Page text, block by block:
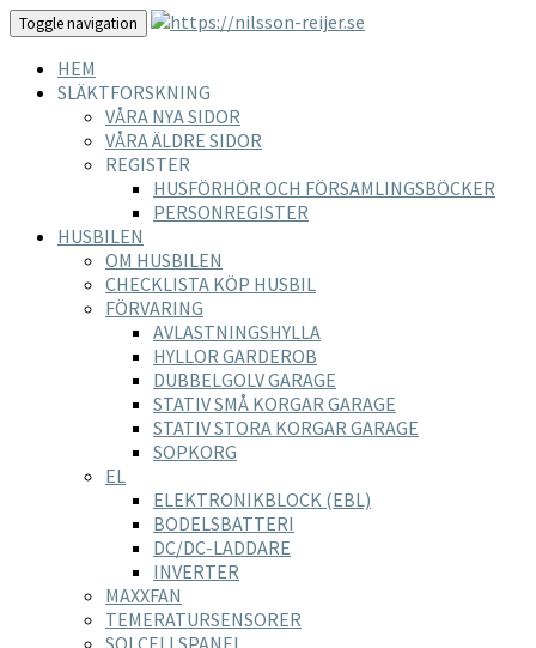
Toggle navigation
HEM
SLÄKTFORSKNING
VÅRA NYA SIDOR
VÅRA ÄLDRE SIDOR
REGISTER
HUSFÖRHÖR OCH FÖRSAMLINGSBÖCKER
PERSONREGISTER
HUSBILEN
OM HUSBILEN
CHECKLISTA KÖP HUSBIL
FÖRVARING
AVLASTNINGSHYLLA
HYLLOR GARDEROB
DUBBELGOLV GARAGE
STATIV SMÅ KORGAR GARAGE
STATIV STORA KORGAR GARAGE
SOPKORG
EL
ELEKTRONIKBLOCK (EBL)
BODELSBATTERI
DC/DC-LADDARE
INVERTER
MAXXFAN
TEMERATURSENSORER
SOLCELLSPANEL